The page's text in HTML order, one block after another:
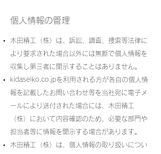
個人情報の管理
木田精工（株）は、訴訟、調査、捜索等法律に
より要求された場合以外には無断で個人情報を
収集し第三者に開示することはありません。
kidaseiko.co.jpを利用される方が各自の個人情
報を記載したお問い合わせ等を当社宛に電子メ
ールにより送付された場合には、木田精工
（株）において内容確認のため、必要な部門や
担当者等に情報を開示する場合があります。
木田精工（株）は、個人情報の取り扱いについ